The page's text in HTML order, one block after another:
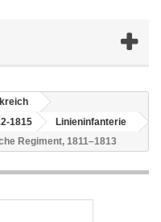
1815
Linieninfanterie
Regiment, 1811–1813